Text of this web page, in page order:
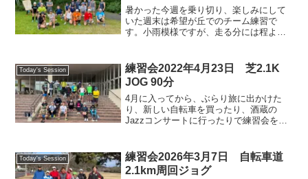
暑かった今週を乗り切り、楽しみにして
いた週末は希望が丘でのチーム練習で
す。小雨模様ですが、走る分には程よい
バル走の注意点を説明してもらいまし
た。①登りを走るタイムと...
Today's Session
練習会2022年4月23日 芝2.1K
JOG 90分
4月に入ってから、ぶらり旅に出かけた
り、新しい自転車を買ったり、酒蔵の
Jazzコンサートに行ったりで練習会をサ
いさお号も運休だったので、これまた久
しぶりに野洲駅からウォ...
Today's Session
練習会2026年3月7日 自転車道
2.1km周回ジョグ